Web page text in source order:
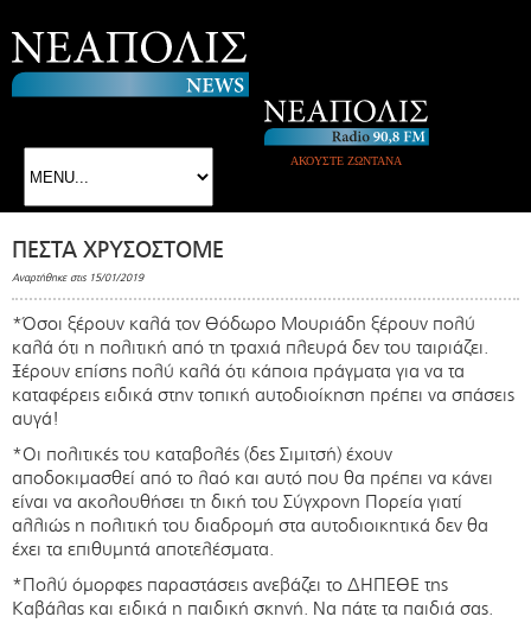
ΑΚΟΥΣΤΕ ΖΩΝΤΑΝΑ
ΠΕΣΤΑ ΧΡΥΣΟΣΤΟΜΕ
Αναρτήθηκε στις 15/01/2019
*Όσοι ξέρουν καλά τον Θόδωρο Μουριάδη ξέρουν πολύ
καλά ότι η πολιτική από τη τραχιά πλευρά δεν του ταιριάζει.
Ξέρουν επίσης πολύ καλά ότι κάποια πράγματα για να τα
καταφέρεις ειδικά στην τοπική αυτοδιοίκηση πρέπει να σπάσεις
αυγά!
*Οι πολιτικές του καταβολές (δες Σιμιτσή) έχουν
αποδοκιμασθεί από το λαό και αυτό που θα πρέπει να κάνει
είναι να ακολουθήσει τη δική του Σύγχρονη Πορεία γιατί
αλλιώς η πολιτική του διαδρομή στα αυτοδιοικητικά δεν θα
έχει τα επιθυμητά αποτελέσματα.
*Πολύ όμορφες παραστάσεις ανεβάζει το ΔΗΠΕΘΕ της
Καβάλας και ειδικά η παιδική σκηνή. Να πάτε τα παιδιά σας.